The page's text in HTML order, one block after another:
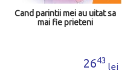
Cand parintii mei au uitat sa
mai fie prieteni
2643
lei